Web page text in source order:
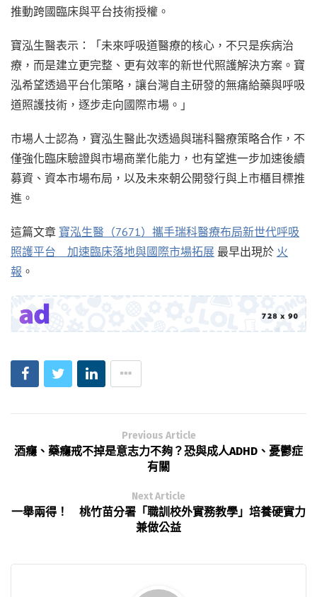
推動跨國臨床與平台技術授權。
寶泓生醫表示：「未來呼吸道醫療的核心，不只是疾病治
療，而是建立更完整、更有效率的新世代照護解決方案。寶
泓希望透過平台化策略，讓台灣自主研發的無痛給藥與呼吸
道照護技術，逐步走向國際市場。」
市場人士認為，寶泓生醫此次透過與瑞科醫療策略合作，不
僅強化臨床驗證與市場商業化能力，也有望進一步加速後續
募資、資本市場布局，以及未來朝公開發行與上市櫃目標推
進。
這篇文章 寶泓生醫（7671）攜手瑞科醫療布局新世代呼吸
照護平台 加速臨床落地與國際市場拓展 最早出現於 火
報 。
Previous Article
酒癮、藥癮戒不掉是意志力不夠？恐與成人ADHD、憂鬱症
有關
Next Article
一舉兩得！ 桃竹苗分署「職訓校外實務教學」培養硬實力
兼做公益